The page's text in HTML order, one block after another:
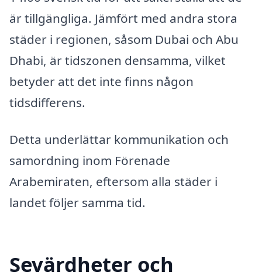
är tillgängliga. Jämfört med andra stora
städer i regionen, såsom Dubai och Abu
Dhabi, är tidszonen densamma, vilket
betyder att det inte finns någon
tidsdifferens.
Detta underlättar kommunikation och
samordning inom Förenade
Arabemiraten, eftersom alla städer i
landet följer samma tid.
Sevärdheter och